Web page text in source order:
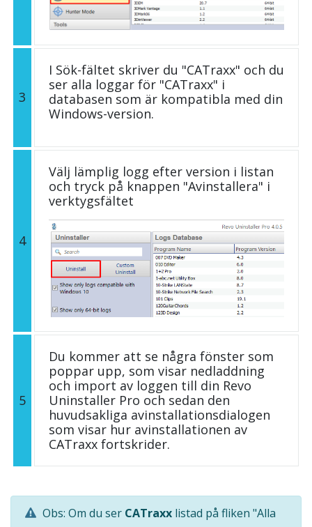
3
I Sök-fältet skriver du "CATraxx" och du
ser alla loggar för "CATraxx" i
databasen som är kompatibla med din
Windows-version.
4
Välj lämplig logg efter version i listan
och tryck på knappen "Avinstallera" i
verktygsfältet
5
Du kommer att se några fönster som
poppar upp, som visar nedladdning
och import av loggen till din Revo
Uninstaller Pro och sedan den
huvudsakliga avinstallationsdialogen
som visar hur avinstallationen av
CATraxx fortskrider.
Obs: Om du ser CATraxx listad på fliken "Alla